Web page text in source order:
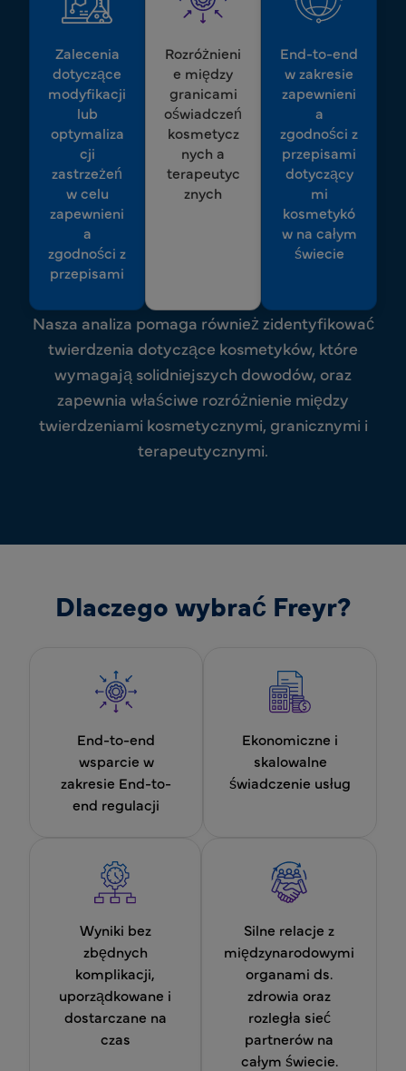
Zalecenia
dotyczące
modyfikacji
lub
optymaliza
cji
zastrzeżeń
w celu
zapewnieni
a
zgodności z
przepisami
Rozróżnieni
e między
granicami
oświadczeń
kosmetycz
nych a
terapeutyc
znych
End-to-end
w zakresie
zapewnieni
a
zgodności z
przepisami
dotyczący
mi
kosmetykó
w na całym
świecie
Nasza analiza pomaga również zidentyfikować
twierdzenia dotyczące kosmetyków, które
wymagają solidniejszych dowodów, oraz
zapewnia właściwe rozróżnienie między
twierdzeniami kosmetycznymi, granicznymi i
terapeutycznymi.
Dlaczego wybrać Freyr?
End-to-end
wsparcie w
zakresie End-to-
end regulacji
Ekonomiczne i
skalowalne
świadczenie usług
Wyniki bez
zbędnych
komplikacji,
uporządkowane i
dostarczane na
czas
Silne relacje z
międzynarodowymi
organami ds.
zdrowia oraz
rozległa sieć
partnerów na
całym świecie.